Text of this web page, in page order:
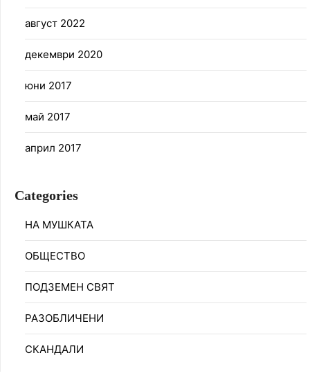
август 2022
декември 2020
юни 2017
май 2017
април 2017
Categories
НА МУШКАТА
ОБЩЕСТВО
ПОДЗЕМЕН СВЯТ
РАЗОБЛИЧЕНИ
СКАНДАЛИ